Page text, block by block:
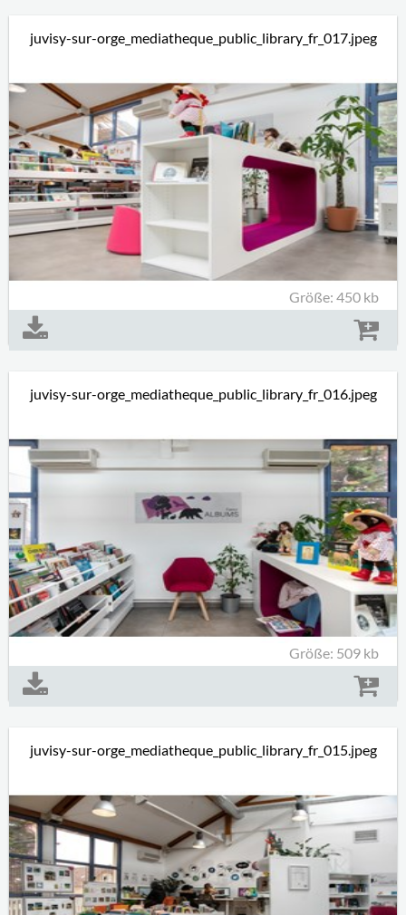
juvisy-sur-orge_mediatheque_public_library_fr_017.jpeg
Größe: 450 kb
juvisy-sur-orge_mediatheque_public_library_fr_016.jpeg
Größe: 509 kb
juvisy-sur-orge_mediatheque_public_library_fr_015.jpeg